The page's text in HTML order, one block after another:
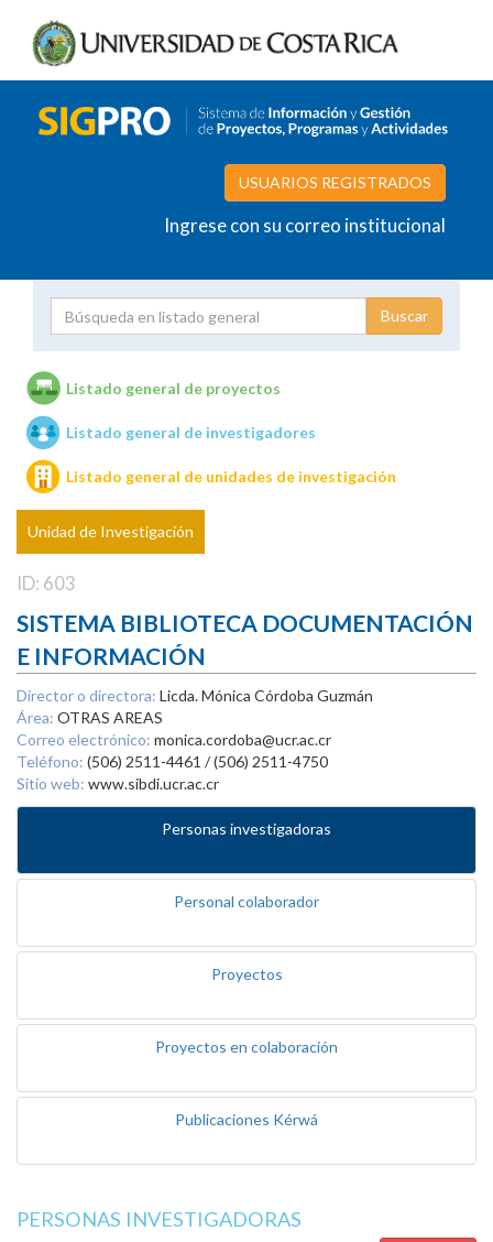
USUARIOS REGISTRADOS
Ingrese con su correo institucional
Unidades de investigación
Listado general de proyectos
Listado general de investigadores
Listado general de unidades de investigación
Unidad de Investigación
ID: 603
SISTEMA BIBLIOTECA DOCUMENTACIÓN
E INFORMACIÓN
Director o directora: Licda. Mónica Córdoba Guzmán
Área: OTRAS AREAS
Correo electrónico: monica.cordoba@ucr.ac.cr
Teléfono: (506) 2511-4461 / (506) 2511-4750
Sitio web: www.sibdi.ucr.ac.cr
Personas investigadoras
Personal colaborador
Proyectos
Proyectos en colaboración
Publicaciones Kérwá
PERSONAS INVESTIGADORAS